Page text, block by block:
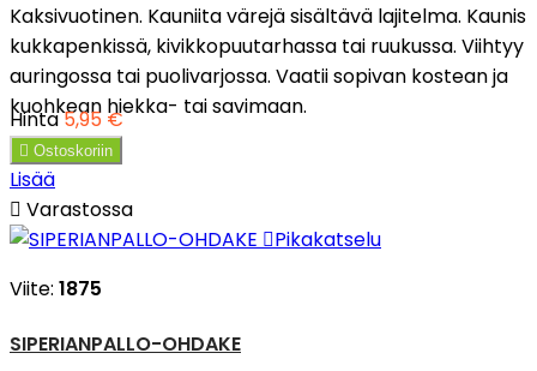
Kaksivuotinen. Kauniita värejä sisältävä lajitelma. Kaunis
kukkapenkissä, kivikkopuutarhassa tai ruukussa. Viihtyy
auringossa tai puolivarjossa. Vaatii sopivan kostean ja
kuohkean hiekka- tai savimaan.
Hinta5,95 €
 Ostoskoriin
Lisää
 Varastossa
Pikakatselu
Viite: 1875
SIPERIANPALLO-OHDAKE